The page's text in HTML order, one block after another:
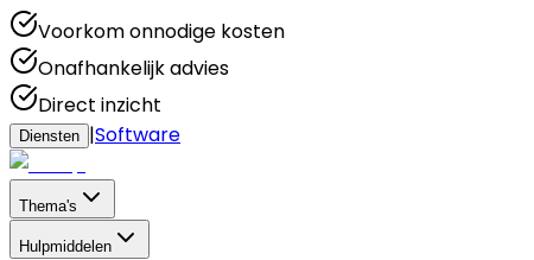
Voorkom onnodige kosten
Onafhankelijk advies
Direct inzicht
Diensten |Software
Thema's
Hulpmiddelen